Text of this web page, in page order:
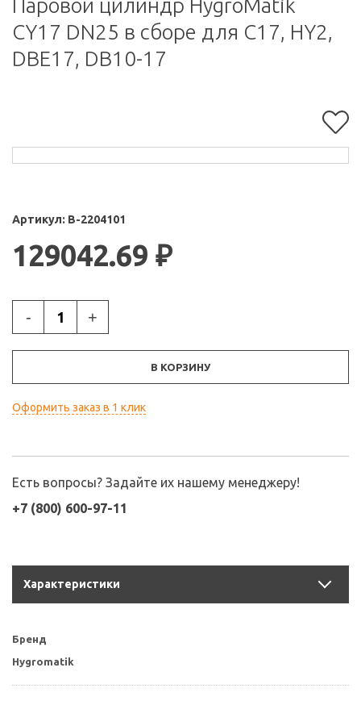
Паровой цилиндр HygroMatik
CY17 DN25 в сборе для C17, HY2,
DBE17, DB10-17
Артикул: B-2204101
129042.69 ₽
- +
В КОРЗИНУ
Оформить заказ в 1 клик
Есть вопросы? Задайте их нашему менеджеру!
+7 (800) 600-97-11
Характеристики
Бренд
Hygromatik